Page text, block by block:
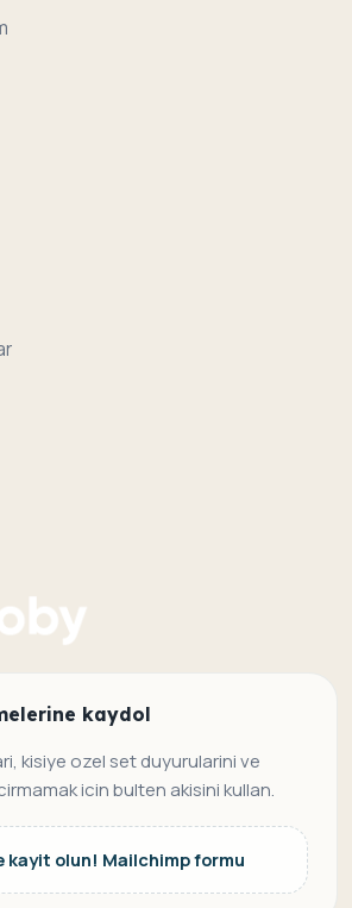
kaydol
kisiye ozel set duyurularini ve
icin bulten akisini kullan.
kayit olun! Mailchimp formu